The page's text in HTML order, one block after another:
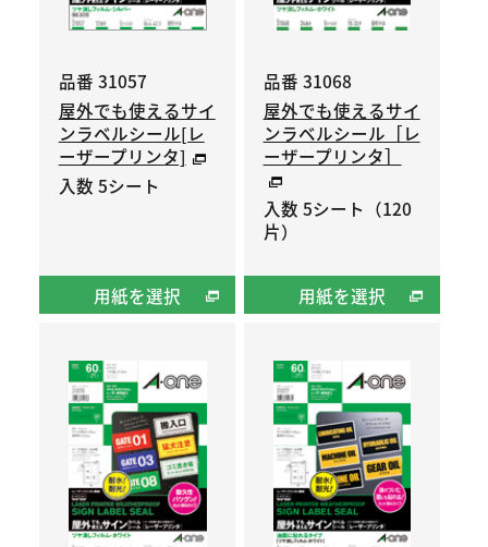
品番 31057
屋外でも使えるサイ
ンラベルシール[レ
ーザープリンタ]
入数 5シート
用紙を選択
品番 31068
屋外でも使えるサイ
ンラベルシール［レ
ーザープリンタ］
入数 5シート（120
片）
用紙を選択